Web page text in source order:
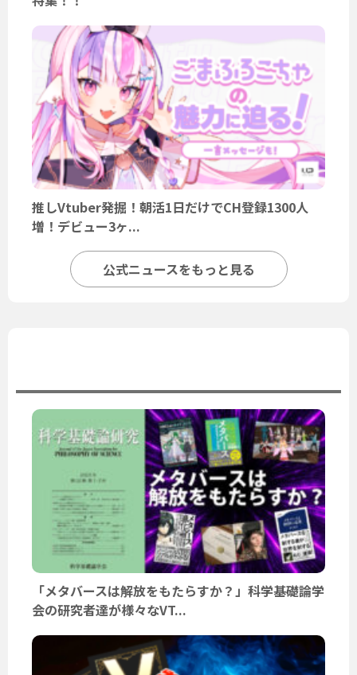
推しVtuber発掘！朝活1日だけでCH登録1300人
増！デビュー3ヶ...
公式ニュースをもっと見る
「メタバースは解放をもたらすか？」科学基礎論学
会の研究者達が様々なVT...